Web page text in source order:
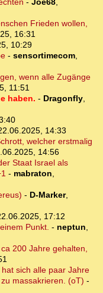
- Joe68,
Frieden wollen,
16:31
10:29
- sensortimecom,
wenn alle Zugänge
11:51
haben. - Dragonfly,
14:33
welcher erstmalig
14:56
Staat Israel als
- mabraton,
- D-Marker,
17:12
Punkt. - neptun,
200 Jahre gehalten,
sich alle paar Jahre
massakrieren. (oT) -